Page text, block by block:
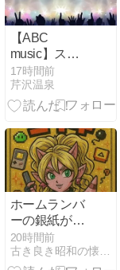
【ABC
music】ステ
ィービー・ワ
ンダー「I Just
Called to Say I
2007年大阪ラ
イブの思い出
17時間前
芹沢温泉
ホームランバ
ーの銀紙が剥
がせなくて手
がベトベト──
20時間前
古き良き昭和の懐かしい話